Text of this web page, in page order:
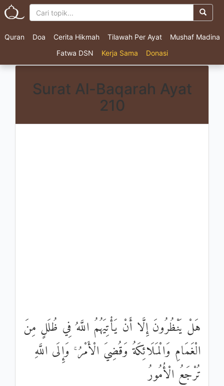
Quran Doa Cerita Hikmah Tilawah Per Ayat
Mushaf Madina
Fatwa DSN
Kerja Sama Donasi
Surat Al-Baqarah Ayat
210
هَلْ يَنْظُرُونَ إِلَّا أَنْ يَأْتِيَهُمُ اللَّهُ فِي ظُلَلٍ مِنَ
الْغَمَامِ وَالْمَلَائِكَةُ وَقُضِيَ الْأَمْرُ ۚ وَإِلَى اللَّهِ
تُرْجَعُ الْأُمُورُ